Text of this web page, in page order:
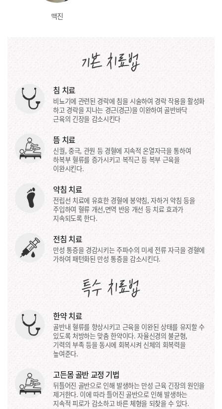
맥진
침 치료
비뇨기에 관련된 경락에 침을 시술하여 경락 작용을 활성화
하고 경락을 지나는 경근(경근)을 이완하여 골반바닥
근육의 긴장을 감소시킨다
뜸 치료
신궐, 중극, 관원 등 경혈에 지속적 온열자극을 통하여
하복부 혈류를 증가시키고 복직근 등 복부 근육을
이완시킨다.
약침 치료
전립선 치료에 유효한 경혈에 봉약침, 자하거 약침 등을
주입하여 혈류 개선,면역 반응 개선 등 치료 효과가
지속되도록 한다.
전침 치료
만성 통증을 경감시키는 주파수의 미세 전류 자극을 경혈에
가하여 패턴화된 만성 통증을 감소시킨다.
한약 치료
골반내 혈류를 향상시키고 근육을 이완된 상태를 유지할 수
있도록 처방하는 맞춤 한약이다. 자율신경의 불균형,
기력의 부족 등을 동시에 회복시켜 신체의 회복력을
높여준다.
고든몸 골반 교정 기법
뒤틀어진 골반으로 인해 발생하는 만성 근육 긴장의 원인을
제거한다. 이에 따라 틀어진 골반으로 인해 발생하는
지속적 피로가 감소하고 바른 체형을 되찾을 수 있다.